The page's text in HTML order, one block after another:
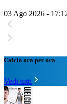
03 Ago 2026 -
Calcio ora per ora
Vedi tutti